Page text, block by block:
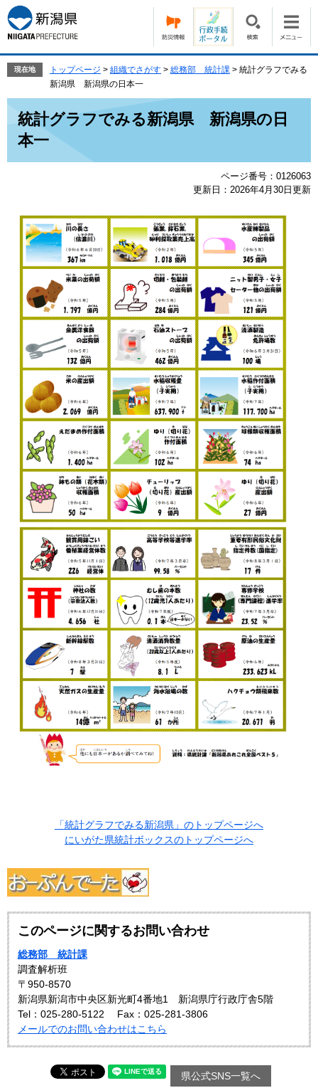
ー
ジ
の
で
す。
ニ
ュ
ー
ば
現在地 トップページ > 組織でさがす > 総務部 統計課 > 統計グラフでみる
新潟県 新潟県の日本一
統計グラフでみる新潟県 新潟県の日
本一
ページ番号：0126063
更新日：2026年4月30日更新
「統計グラフでみる新潟県」のトップページへ
にいがた県統計ボックスのトップページへ
このページに関するお問い合わせ
総務部 統計課
調査解析班
〒950-8570
新潟県新潟市中央区新光町4番地1 新潟県庁行政庁舎5階
Tel：025-280-5122
Fax：025-281-3806
メールでのお問い合わせはこちら
県公式SNS一覧へ